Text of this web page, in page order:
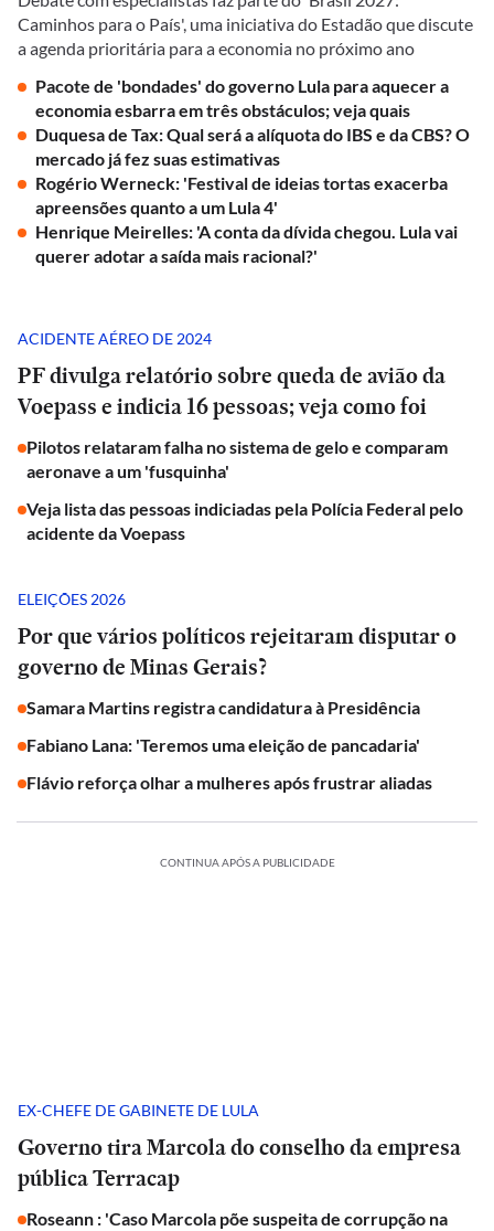
Caminhos para o País', uma iniciativa do Estadão que discute
a agenda prioritária para a economia no próximo ano
Pacote de 'bondades' do governo Lula para aquecer a
economia esbarra em três obstáculos; veja quais
Duquesa de Tax: Qual será a alíquota do IBS e da CBS? O
mercado já fez suas estimativas
Rogério Werneck: 'Festival de ideias tortas exacerba
apreensões quanto a um Lula 4'
Henrique Meirelles: 'A conta da dívida chegou. Lula vai
querer adotar a saída mais racional?'
ACIDENTE AÉREO DE 2024
PF divulga relatório sobre queda de avião da
Voepass e indicia 16 pessoas; veja como foi
Pilotos relataram falha no sistema de gelo e comparam
aeronave a um 'fusquinha'
Veja lista das pessoas indiciadas pela Polícia Federal pelo
acidente da Voepass
ELEIÇÕES 2026
Por que vários políticos rejeitaram disputar o
governo de Minas Gerais?
Samara Martins registra candidatura à Presidência
Fabiano Lana: 'Teremos uma eleição de pancadaria'
Flávio reforça olhar a mulheres após frustrar aliadas
CONTINUA APÓS A PUBLICIDADE
EX-CHEFE DE GABINETE DE LULA
Governo tira Marcola do conselho da empresa
pública Terracap
Roseann : 'Caso Marcola põe suspeita de corrupção na